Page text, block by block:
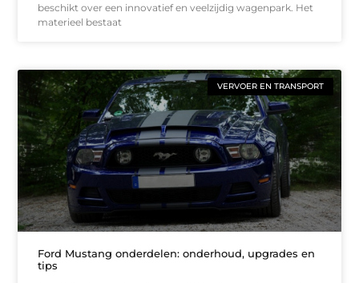
beschikt over een innovatief en veelzijdig wagenpark. Het
materieel bestaat
VERVOER EN TRANSPORT
Ford Mustang onderdelen: onderhoud, upgrades en
tips